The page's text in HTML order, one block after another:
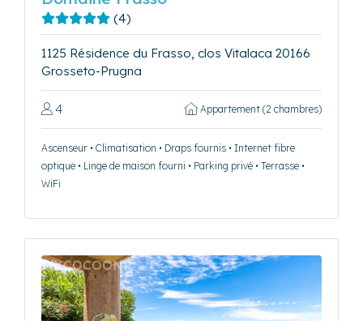
(4)
1125 Résidence du Frasso, clos Vitalaca 20166
Grosseto-Prugna
4 Appartement (2 chambres)
Ascenseur • Climatisation • Draps fournis • Internet fibre
optique • Linge de maison fourni • Parking privé • Terrasse •
WiFi